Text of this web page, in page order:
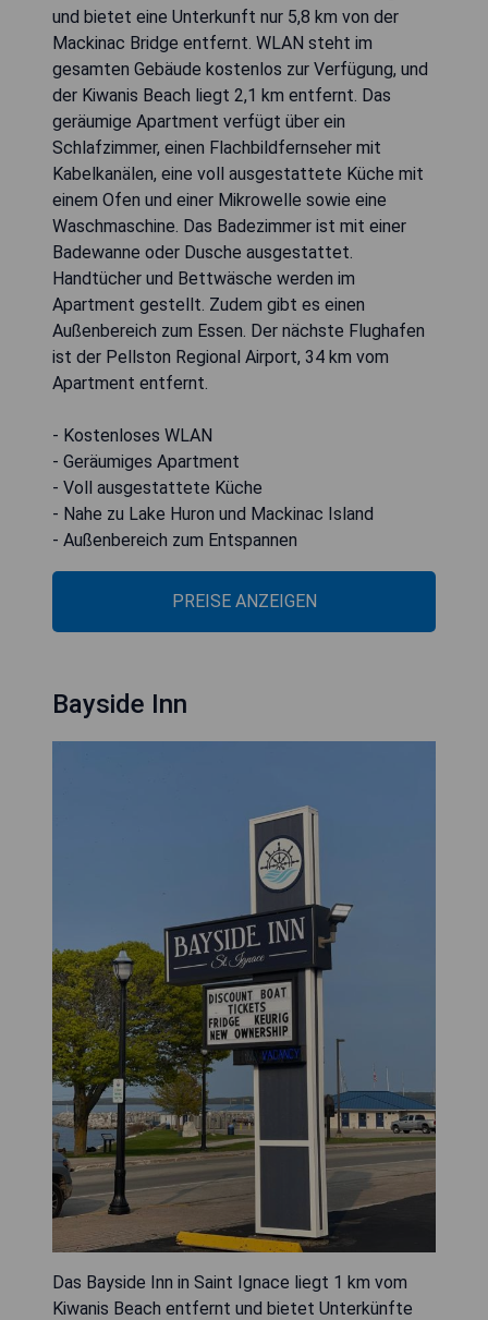
und bietet eine Unterkunft nur 5,8 km von der
Mackinac Bridge entfernt. WLAN steht im
gesamten Gebäude kostenlos zur Verfügung, und
der Kiwanis Beach liegt 2,1 km entfernt. Das
geräumige Apartment verfügt über ein
Schlafzimmer, einen Flachbildfernseher mit
Kabelkanälen, eine voll ausgestattete Küche mit
einem Ofen und einer Mikrowelle sowie eine
Waschmaschine. Das Badezimmer ist mit einer
Badewanne oder Dusche ausgestattet.
Handtücher und Bettwäsche werden im
Apartment gestellt. Zudem gibt es einen
Außenbereich zum Essen. Der nächste Flughafen
ist der Pellston Regional Airport, 34 km vom
Apartment entfernt.
- Kostenloses WLAN
- Geräumiges Apartment
- Voll ausgestattete Küche
- Nahe zu Lake Huron und Mackinac Island
- Außenbereich zum Entspannen
PREISE ANZEIGEN
Bayside Inn
Das Bayside Inn in Saint Ignace liegt 1 km vom
Kiwanis Beach entfernt und bietet Unterkünfte